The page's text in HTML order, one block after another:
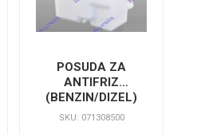
POSUDA ZA
ANTIFRIZ
(BENZIN/DIZEL)
SKU: 071308500